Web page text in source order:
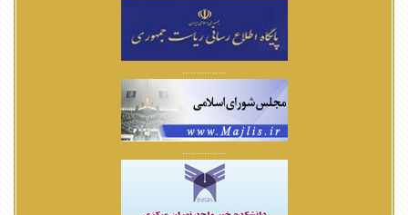
................
................